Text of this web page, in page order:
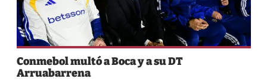
Conmebol multó a Boca y a su DT
Arruabarrena